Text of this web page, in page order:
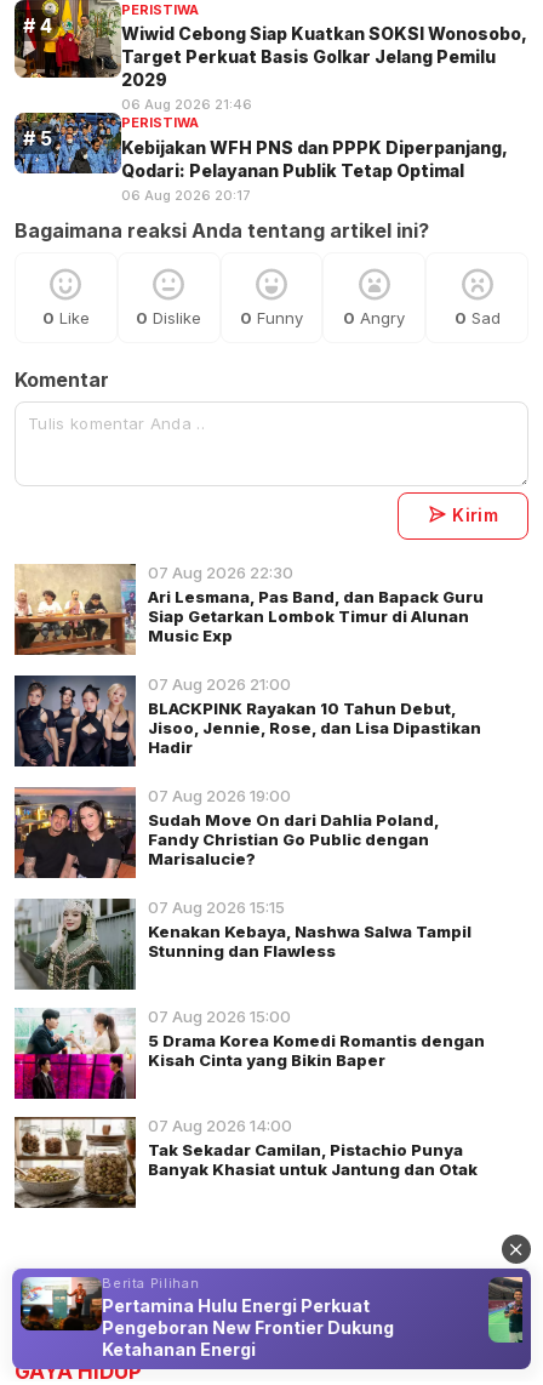
PERISTIWA
Wiwid Cebong Siap Kuatkan SOKSI Wonosobo,
Target Perkuat Basis Golkar Jelang Pemilu
2029
06 Aug 2026 21:46
PERISTIWA
Kebijakan WFH PNS dan PPPK Diperpanjang,
Qodari: Pelayanan Publik Tetap Optimal
06 Aug 2026 20:17
Bagaimana reaksi Anda tentang artikel ini?
0 Like 0 Dislike 0 Funny 0 Angry 0 Sad
Komentar
Kirim
07 Aug 2026 22:30
Ari Lesmana, Pas Band, dan Bapack Guru
Siap Getarkan Lombok Timur di Alunan
Music Exp
07 Aug 2026 21:00
BLACKPINK Rayakan 10 Tahun Debut,
Jisoo, Jennie, Rose, dan Lisa Dipastikan
Hadir
07 Aug 2026 19:00
Sudah Move On dari Dahlia Poland,
Fandy Christian Go Public dengan
Marisalucie?
07 Aug 2026 15:15
Kenakan Kebaya, Nashwa Salwa Tampil
Stunning dan Flawless
07 Aug 2026 15:00
5 Drama Korea Komedi Romantis dengan
Kisah Cinta yang Bikin Baper
07 Aug 2026 14:00
Tak Sekadar Camilan, Pistachio Punya
Banyak Khasiat untuk Jantung dan Otak
Advertisement
GAYA HIDUP
Berita Pilihan
Pertamina Hulu Energi Perkuat
Pengeboran New Frontier Dukung
Ketahanan Energi